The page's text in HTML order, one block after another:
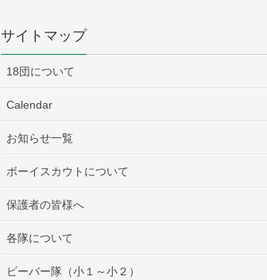
サイトマップ
18団について
Calendar
お知らせ一覧
ボーイスカウトについて
保護者の皆様へ
各隊について
ビーバー隊（小１～小２）